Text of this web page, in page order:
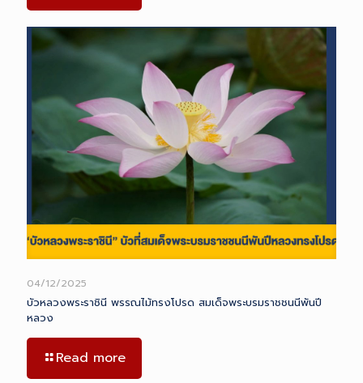
04/12/2025
บัวหลวงพระราชินี พรรณไม้ทรงโปรด สมเด็จพระบรมราชชนนีพันปี
หลวง
Read more